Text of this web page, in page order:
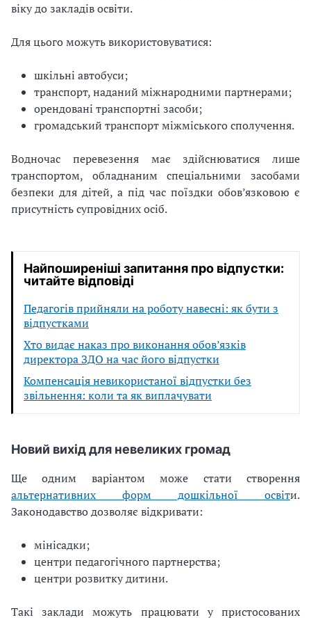
віку до закладів освіти.
Для цього можуть використовуватися:
шкільні автобуси;
транспорт, наданий міжнародними партнерами;
орендовані транспортні засоби;
громадський транспорт міжміського сполучення.
Водночас перевезення має здійснюватися лише
транспортом, обладнаним спеціальними засобами
безпеки для дітей, а під час поїздки обов’язковою є
присутність супровідних осіб.
Найпоширеніші запитання про відпустки:
читайте відповіді
Педагогів прийняли на роботу навесні: як бути з
відпустками
Хто видає наказ про виконання обов’язків
директора ЗДО на час його відпустки
Компенсація невикористаної відпустки без
звільнення: коли та як виплачувати
Новий вихід для невеликих громад
Ще одним варіантом може стати створення
альтернативних форм дошкільної освіти.
Законодавство дозволяє відкривати:
мінісадки;
центри педагогічного партнерства;
центри розвитку дитини.
Такі заклади можуть працювати у пристосованих